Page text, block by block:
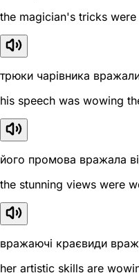
the magician's tricks
трюки чарівника
his speech was wowing
його промова вражала
the stunning views were
вражаючі краєвиди
her artistic skills are